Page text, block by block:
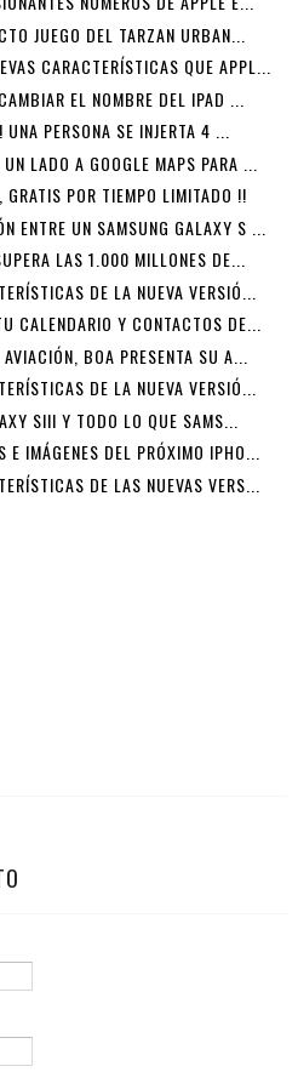
JUEGO DEL TARZAN URBAN...
CARACTERÍSTICAS QUE APPL...
EL NOMBRE DEL IPAD ...
PERSONA SE INJERTA 4 ...
LADO A GOOGLE MAPS PARA ...
POR TIEMPO LIMITADO !!
ENTRE UN SAMSUNG GALAXY S ...
LAS 1.000 MILLONES DE...
DE LA NUEVA VERSIÓ...
CALENDARIO Y CONTACTOS DE...
BOA PRESENTA SU A...
DE LA NUEVA VERSIÓ...
SIII Y TODO LO QUE SAMS...
E IMÁGENES DEL PRÓXIMO IPHO...
DE LAS NUEVAS VERS...